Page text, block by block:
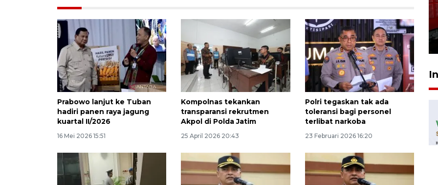
Prabowo lanjut ke Tuban
hadiri panen raya jagung
kuartal II/2026
16 Mei 2026 15:51
Kompolnas tekankan
transparansi rekrutmen
Akpol di Polda Jatim
25 April 2026 20:43
Polri tegaskan tak ada
toleransi bagi personel
terlibat narkoba
23 Februari 2026 16:20
kedaruratan KM Mutiara
Sentosa II
4 Agustus 2026 22:38